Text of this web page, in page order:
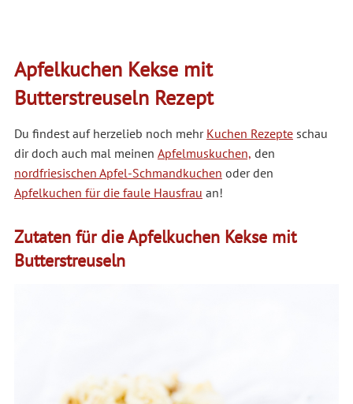
Apfelkuchen Kekse mit
Butterstreuseln Rezept
Du findest auf herzelieb noch mehr Kuchen Rezepteschau
dir doch auch mal meinen Apfelmuskuchen, den
nordfriesischen Apfel-Schmandkuchen oder den
Apfelkuchen für die faule Hausfrau an!
Zutaten für die Apfelkuchen Kekse mit
Butterstreuseln